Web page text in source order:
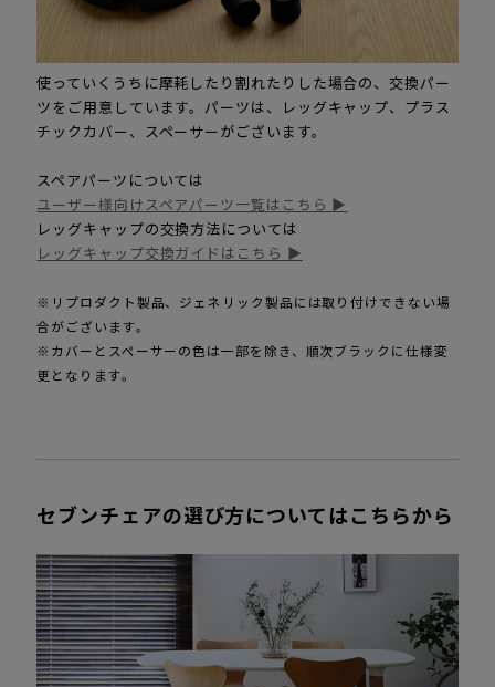
使っていくうちに摩耗したり割れたりした場合の、交換パー
ツをご用意しています。パーツは、レッグキャップ、プラス
チックカバー、スペーサーがございます。
スペアパーツについては
ユーザー様向けスペアパーツ一覧はこちら ▶
レッグキャップの交換方法については
レッグキャップ交換ガイドはこちら ▶
※リプロダクト製品、ジェネリック製品には取り付けできない場
合がございます。
※カバーとスペーサーの色は一部を除き、順次ブラックに仕様変
更となります。
セブンチェアの選び方についてはこちらから